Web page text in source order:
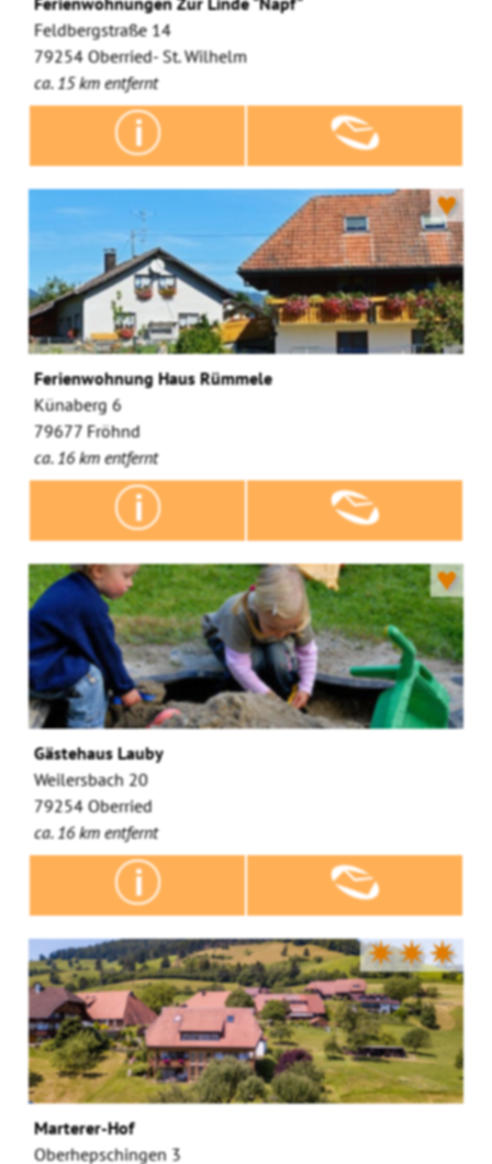
Feldbergstraße 14
79254 Oberried- St. Wilhelm
ca. 15 km entfernt
♥
Ferienwohnung Haus Rümmele
Künaberg 6
79677 Fröhnd
ca. 16 km entfernt
♥
Gästehaus Lauby
Weilersbach 20
79254 Oberried
ca. 16 km entfernt
✷✷✷
Marterer-Hof
Oberhepschingen 3